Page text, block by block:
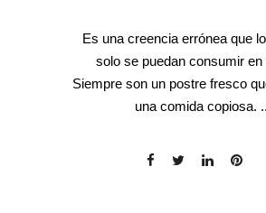
Es una creencia errónea que
solo se puedan consumir en
Siempre son un postre fresco
una comida copiosa.